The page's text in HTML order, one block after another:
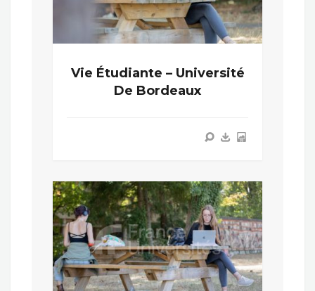
Vie Étudiante – Université
De Bordeaux